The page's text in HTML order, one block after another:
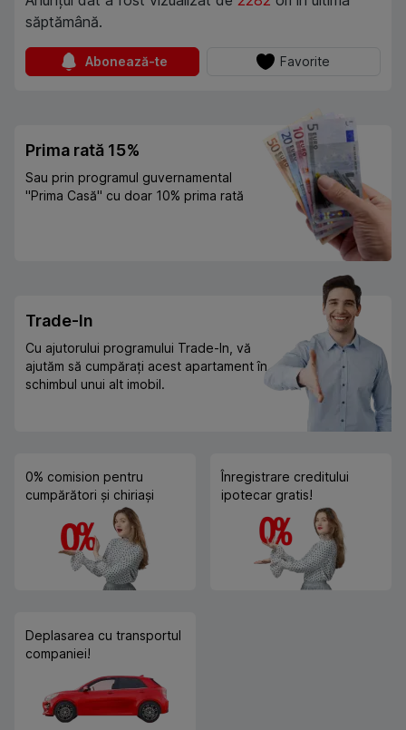
săptămână.
Abonează-te Favorite
Prima rată 15%
Sau prin programul guvernamental
"Prima Casă" cu doar 10% prima rată
Trade-In
Cu ajutorului programului Trade-In, vă
ajutăm să cumpărați acest apartament în
schimbul unui alt imobil.
0% comision pentru
cumpărători și chiriași
Înregistrare creditului
ipotecar gratis!
Deplasarea cu transportul
companiei!